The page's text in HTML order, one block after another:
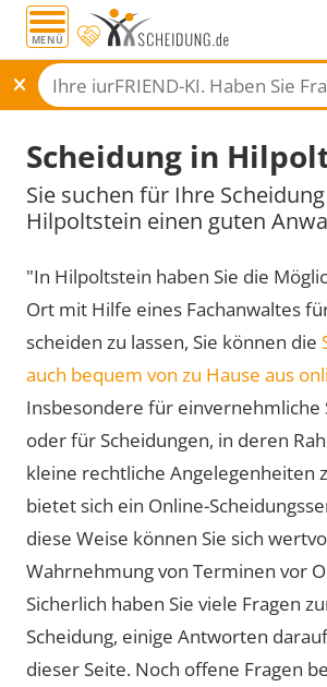
MENÜ
Scheidung in
Sie suchen für Ihre
Hilpoltstein einen guten
"In Hilpoltstein haben Sie die
Ort mit Hilfe eines Fachanwaltes
scheiden zu lassen, Sie können die
auch bequem von zu Hause aus
Insbesondere für einvernehmliche
oder für Scheidungen, in deren
kleine rechtliche Angelegenheiten
bietet sich ein Online-
diese Weise können Sie sich
Wahrnehmung von Terminen vor
Sicherlich haben Sie viele Fragen
Scheidung, einige Antworten
dieser Seite. Noch offene Fragen